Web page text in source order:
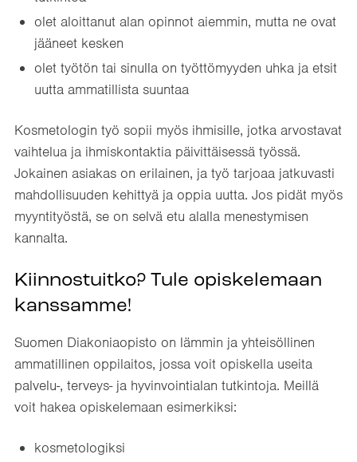
olet aloittanut alan opinnot aiemmin, mutta ne ovat
jääneet kesken
olet työtön tai sinulla on työttömyyden uhka ja etsit
uutta ammatillista suuntaa
Kosmetologin työ sopii myös ihmisille, jotka arvostavat
vaihtelua ja ihmiskontaktia päivittäisessä työssä.
Jokainen asiakas on erilainen, ja työ tarjoaa jatkuvasti
mahdollisuuden kehittyä ja oppia uutta. Jos pidät myös
myyntityöstä, se on selvä etu alalla menestymisen
kannalta.
Kiinnostuitko? Tule opiskelemaan
kanssamme!
Suomen Diakoniaopisto on lämmin ja yhteisöllinen
ammatillinen oppilaitos, jossa voit opiskella useita
palvelu-, terveys- ja hyvinvointialan tutkintoja. Meillä
voit hakea opiskelemaan esimerkiksi:
kosmetologiksi